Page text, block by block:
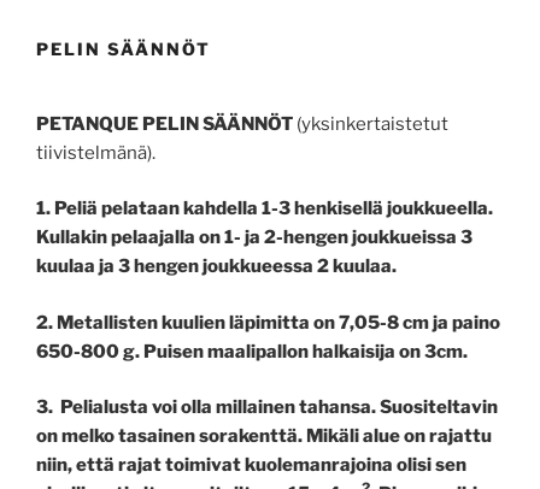
PELIN SÄÄNNÖT
PETANQUE PELIN SÄÄNNÖT (yksinkertaistetut
tiivistelmänä).
1. Peliä pelataan kahdella 1-3 henkisellä joukkueella.
Kullakin pelaajalla on 1- ja 2-hengen joukkueissa 3
kuulaa ja 3 hengen joukkueessa 2 kuulaa.
2. Metallisten kuulien läpimitta on 7,05-8 cm ja paino
650-800 g. Puisen maalipallon halkaisija on3cm.
3. Pelialusta voi olla millainen tahansa. Suositeltavin
on melko tasainen sorakenttä. Mikäli alue on rajattu
niin, että rajat toimivat kuolemanrajoina olisi sen